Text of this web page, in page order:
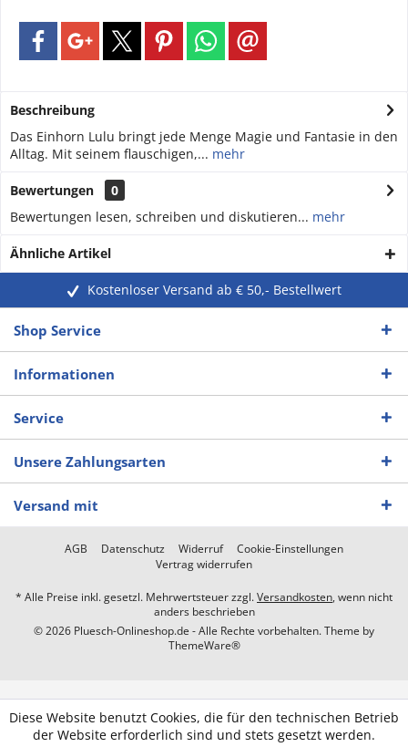
Beschreibung
Das Einhorn Lulu bringt jede Menge Magie und Fantasie in den
Alltag. Mit seinem flauschigen,... mehr
Bewertungen
0
Bewertungen lesen, schreiben und diskutieren... mehr
Ähnliche Artikel
Kostenloser Versand ab € 50,- Bestellwert
Shop Service
Informationen
Service
Unsere Zahlungsarten
Versand mit
AGB Datenschutz Widerruf
Cookie-Einstellungen
Vertrag widerrufen
* Alle Preise inkl. gesetzl. Mehrwertsteuer zzgl.Versandkosten, wenn nicht
anders beschrieben
© 2026 Pluesch-Onlineshop.de - Alle Rechte vorbehalten. Theme by
ThemeWare®
Diese Website benutzt Cookies, die für den technischen Betrieb
der Website erforderlich sind und stets gesetzt werden.